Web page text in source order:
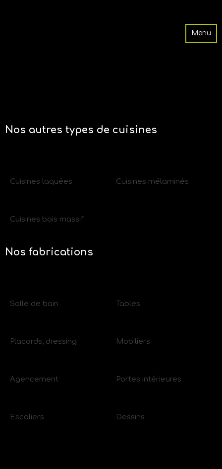
Menu
Nos autres types de cuisines
Cuisines laquées Cuisines mélaminés
Cuisines bois massif
Nos fabrications
Salle de bain Tables
Placards, dressing Mobiliers
Agencement Portes intérieures
Escaliers Dessins